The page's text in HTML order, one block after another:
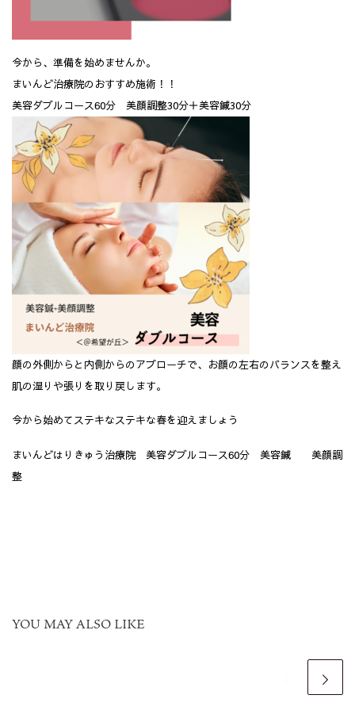
今から、準備を始めませんか。
まいんど治療院のおすすめ施術！！
美容ダブルコース60分 美顔調整30分＋美容鍼30分
顔の外側からと内側からのアプローチで、お顔の左右のバランスを整え
肌の湿りや張りを取り戻します。
今から始めてステキなステキな春を迎えましょう
まいんどはりきゅう治療院 美容ダブルコース60分 美容鍼 美顔調
整
YOU MAY ALSO LIKE